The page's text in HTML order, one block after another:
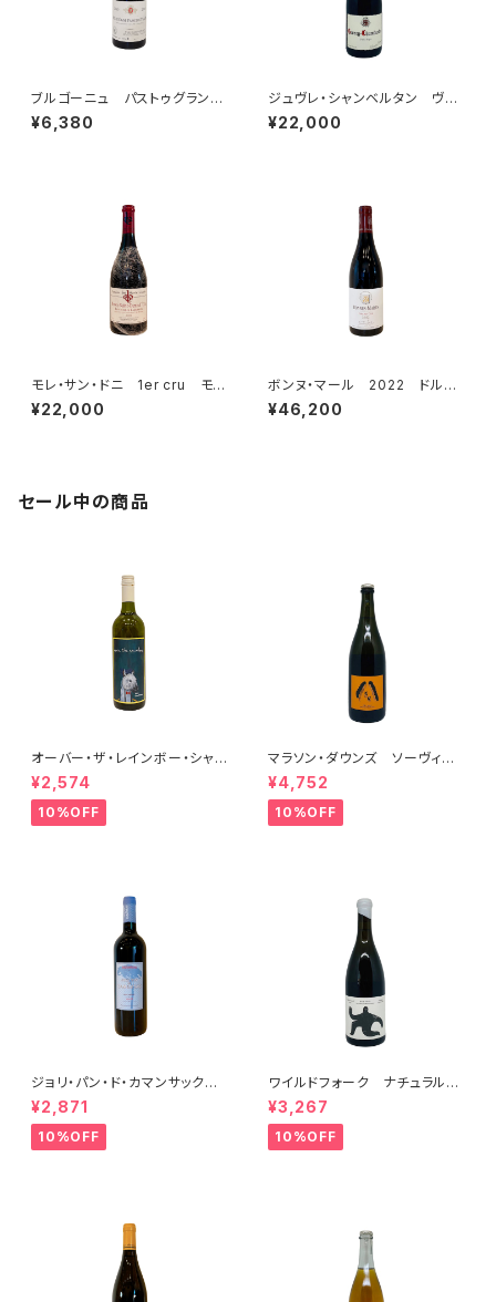
ブルゴーニュ パストゥグラン
2023 ドメーヌ・ジャン=クロ
ード・ラモネ
¥6,380
ジュヴレ・シャンベルタン ヴィ
エイユ・ヴィーニュ 2023 ド
メーヌ・フーリエ
¥22,000
モレ・サン・ドニ 1er cru モ
ン・リュイザン 2015 ドメー
ヌ・デ・モン・リュイザン
¥22,000
ボンヌ・マール 2022 ドルー
アン・ラローズ
¥46,200
セール中の商品
オーバー・ザ・レインボー・シャル
ドネ(午) 2025
¥2,574
10%OFF
マラソン・ダウンズ ソーヴィニ
ヨン・ブラン ペティアンナチュ
ール 2022
¥4,752
10%OFF
ジョリ・パン・ド・カマンサック 2
018
¥2,871
10%OFF
ワイルドフォーク ナチュラル
シャルドネ 2023
¥3,267
10%OFF